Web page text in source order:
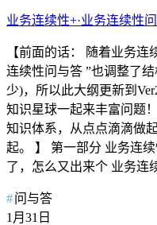
业务连续性+·业务连续性
【前面的话： 随着业务连
连续性问与答 ”也调整了
少)，所以此大纲更新到
知识星球一起来丰富问题
知识体系，从点点滴滴做
起。 】 第一部分 业务连
了，怎么又出来个 业务
问与答
1月31日